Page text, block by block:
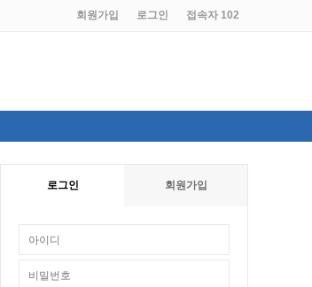
회원가입 로그인 접속자 102
로그인 회원가입